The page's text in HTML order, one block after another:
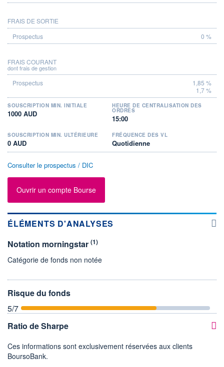
FRAIS DE SORTIE
0 %
FRAIS COURANT
dont frais de gestion
1,85 %
1,7 %
SOUSCRIPTION MIN. INITIALE
1000 AUD
HEURE DE CENTRALISATION DES
ORDRES
15:00
SOUSCRIPTION MIN. ULTÉRIEURE
0 AUD
FRÉQUENCE DES VL
Quotidienne
Consulter le prospectus / DIC
Ouvrir un compte Bourse
ÉLÉMENTS D'ANALYSES
Notation morningstar (1)
Catégorie de fonds non notée
Risque du fonds
5/7
Ratio de Sharpe
Ces informations sont exclusivement réservées aux clients
BoursoBank.